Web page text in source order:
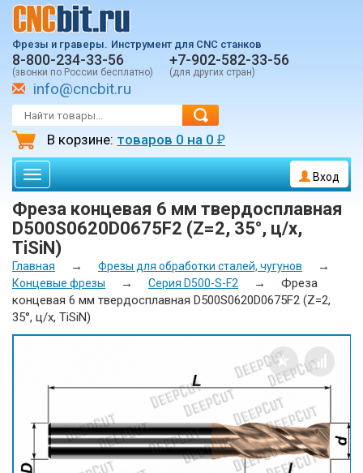
Фрезы и граверы. Инструмент для CNC станков
8-800-234-33-56
(звонки по России бесплатно)
+7-902-582-33-56
(для других стран)
info@cncbit.ru
В корзине: товаров 0 на 0 ₽
Toggle
navigation
Вход
Фреза концевая 6 мм твердосплавная
D500S0620D0675F2 (Z=2, 35°, ц/х,
TiSiN)
Главная → Фрезы для обработки сталей, чугунов →
Концевые фрезы → Серия D500-S-F2 →
Фреза
концевая 6 мм твердосплавная D500S0620D0675F2 (Z=2,
35°, ц/х, TiSiN)